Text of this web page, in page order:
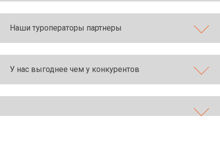
Наши туроператоры партнеры
У нас выгоднее чем у конкурентов